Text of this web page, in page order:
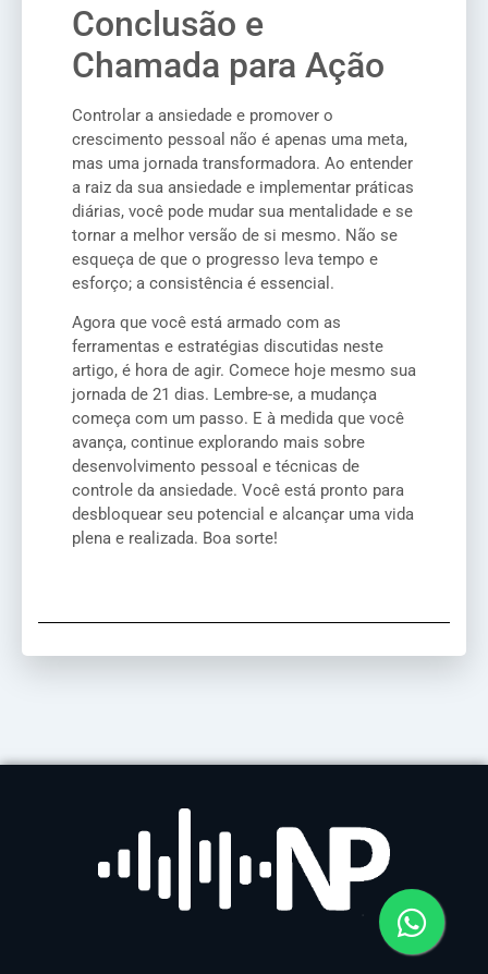
Conclusão e
Chamada para Ação
Controlar a ansiedade e promover o
crescimento pessoal não é apenas uma meta,
mas uma jornada transformadora. Ao entender
a raiz da sua ansiedade e implementar práticas
diárias, você pode mudar sua mentalidade e se
tornar a melhor versão de si mesmo. Não se
esqueça de que o progresso leva tempo e
esforço; a consistência é essencial.
Agora que você está armado com as
ferramentas e estratégias discutidas neste
artigo, é hora de agir. Comece hoje mesmo sua
jornada de 21 dias. Lembre-se, a mudança
começa com um passo. E à medida que você
avança, continue explorando mais sobre
desenvolvimento pessoal e técnicas de
controle da ansiedade. Você está pronto para
desbloquear seu potencial e alcançar uma vida
plena e realizada. Boa sorte!